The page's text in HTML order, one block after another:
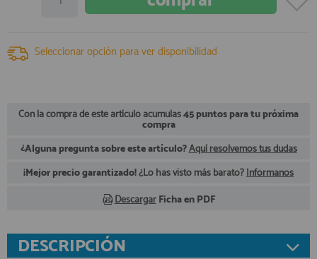
910 60 71 03
HORARIO de TIENDA:
910 51 49 87 Whatsapp
info@francobordo.com
Seleccionar opción para ver disponibilidad
Con la compra de este artículo acumulas45 puntos para tu próxima
compra
¿Alguna pregunta sobre este artículo?Aquí resolvemos tus dudas
¡Mejor precio garantizado!¿Lo has visto más barato?Infórmanos
Descargar Ficha en PDF
DESCRIPCIÓN